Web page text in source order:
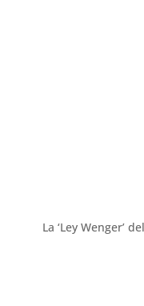
La ‘Ley Wenger’